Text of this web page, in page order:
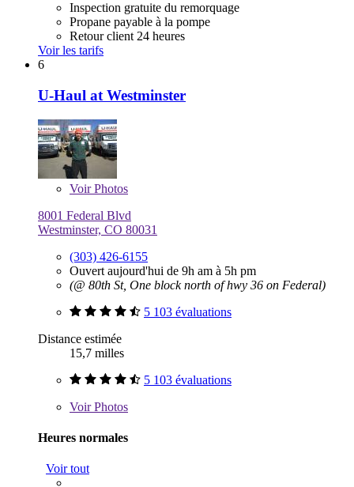
Inspection gratuite du remorquage
Propane payable à la pompe
Retour client 24 heures
Voir les tarifs
6
U-Haul at Westminster
VoirPhotos
8001 Federal Blvd
Westminster, CO 80031
(303) 426-6155
Ouvert aujourd'hui de 9h am à 5h pm
(@ 80th St, One block north of hwy 36 on Federal)
5 103 évaluations
Distance estimée
15,7 milles
5 103 évaluations
VoirPhotos
Heures normales
Voir tout